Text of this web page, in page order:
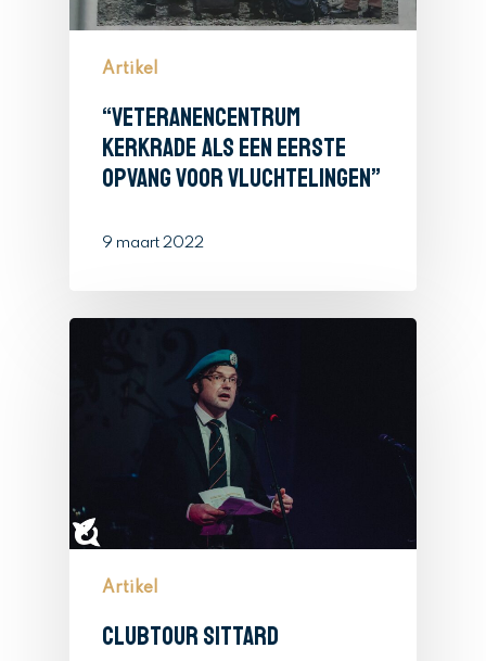
Artikel
“Veteranencentrum
Kerkrade als een eerste
opvang voor vluchtelingen”
9 maart 2022
Artikel
Clubtour Sittard